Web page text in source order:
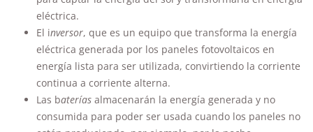
eléctrica.
El inversor, que es un equipo que transforma la energía
eléctrica generada por los paneles fotovoltaicos en
energía lista para ser utilizada, convirtiendo la corriente
continua a corriente alterna.
Las baterías almacenarán la energía generada y no
consumida para poder ser usada cuando los paneles no
Marketing
Al compartir tus
intereses y
nuestro sitio,
aumentas la